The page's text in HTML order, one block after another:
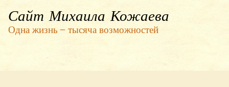
Сайт Михаила Кожаева
Одна жизнь — тысяча возможностей